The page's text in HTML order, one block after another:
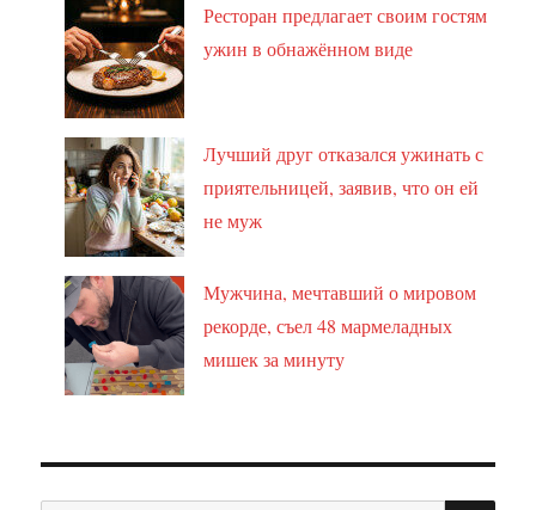
Ресторан предлагает своим гостям
ужин в обнажённом виде
Лучший друг отказался ужинать с
приятельницей, заявив, что он ей
не муж
Мужчина, мечтавший о мировом
рекорде, съел 48 мармеладных
мишек за минуту